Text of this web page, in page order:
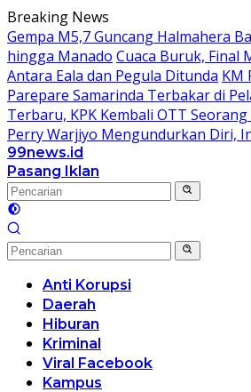
Langsung
ke
konten
Breaking News
Gempa M5,7 Guncang Halmahera
hingga Manado Cuaca Buruk, Final
Antara Eala dan Pegula Ditunda KM
Parepare Samarinda Terbakar di
Terbaru, KPK Kembali OTT
Perry Warjiyo Mengundurkan Diri,
99news.id
Terbaik
Terbaik
Pasang Iklan
Anti Korupsi
Daerah
Hiburan
Kriminal
Viral Facebook
Kampus